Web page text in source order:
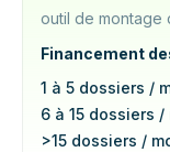
outil de montage
Financement
1 à 5 dossiers /
6 à 15 dossiers /
>15 dossiers /